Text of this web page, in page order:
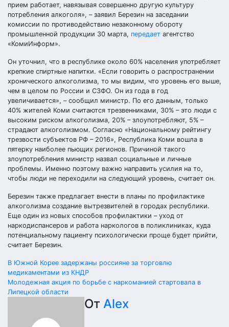
прием работает, навязывая совершенно другую культуру
потребления алкоголя», – заявил Березин на заседании
комиссии по противодействию незаконному обороту
промышленной продукции 30 марта, передает агентство
«КомиИнформ».
Он уточнил, что в республике около 60% населения употребляет
крепкие спиртные напитки. «Если говорить о распространении
хронического алкоголизма, то мы видим, что уровень его выше,
чем в целом по России и СЗФО. Он из года в год
увеличивается», – сообщил министр. По его данным, только
40% жителей Коми считаются трезвенниками, 30% – это люди с
высоким риском алкоголизма, 20% – злоупотребляют, 5% –
страдают алкоголизмом. Согласно «Национальному рейтингу
трезвости субъектов РФ – 2016», Республика Коми вошла в
пятерку наиболее пьющих регионов. Причиной такого
злоупотребления министр назвал социальные и личные
проблемы. Именно поэтому важно направить усилия на то,
чтобы люди не переходили на следующий уровень, считает он.
Березин также предлагает внести в планы по профилактике
алкоголизма создание вытрезвителей в городах республики.
Еще один из новых способов профилактики – уход от
наркодиспансеров и работа наркологов в поликлиниках, куда
потенциальному пациенту психологически проще будет прийти,
считает Березин.
Навигация
по
В Южной Корее задержаны россияне за торговлю
медикаментами из КНДР
Молодежная акция по борьбе с наркоманией стартовала в
Липецкой области
От Alex